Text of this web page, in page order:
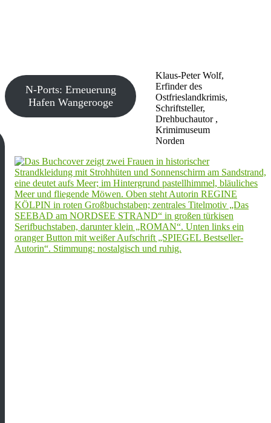
Klaus-Peter Wolf,
Erfinder des
Ostfrieslandkrimis,
Schriftsteller,
Drehbuchautor ,
Krimimuseum
Norden
N-Ports: Erneuerung
Hafen Wangerooge